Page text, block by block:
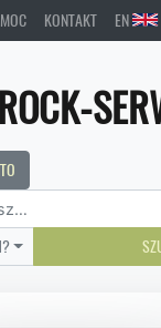
KONTAKT EN
ROCK-